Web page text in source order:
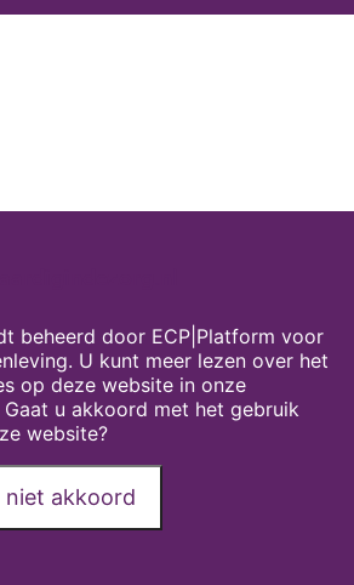
beheerd door ECP|Platform voor
U kunt meer lezen over het
op deze website in onze
Gaat u akkoord met het gebruik
website?
niet akkoord